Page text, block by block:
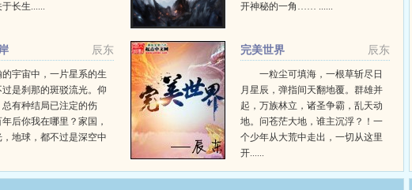
长生......
开神秘的一角…… ......
辰东
的宇宙中，一片星系的生
过是刹那的斑驳流光。仰
总有种结局已注定的伤
后你我在哪里？家国，
地球，都不过是深空中
辰东
完美世界
一粒尘可填海，一根草斩尽日
月星辰，弹指间天翻地覆。群雄并
起，万族林立，诸圣争霸，乱天动
地。问苍茫大地，谁主沉浮？！一
个少年从大荒中走出，一切从这里
开......